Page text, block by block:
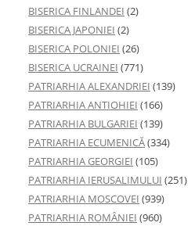
BISERICA FINLANDEI (2)
BISERICA JAPONIEI (2)
BISERICA POLONIEI (26)
BISERICA UCRAINEI (771)
PATRIARHIA ALEXANDRIEI (139)
PATRIARHIA ANTIOHIEI (166)
PATRIARHIA BULGARIEI (139)
PATRIARHIA ECUMENICĂ(334)
PATRIARHIA GEORGIEI (105)
PATRIARHIA IERUSALIMULUI (251)
PATRIARHIA MOSCOVEI (939)
PATRIARHIA ROMÂNIEI (960)